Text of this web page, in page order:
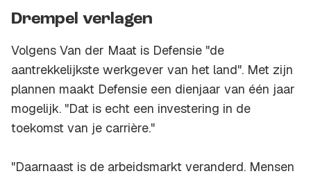
Drempel verlagen
Volgens Van der Maat is Defensie "de
aantrekkelijkste werkgever van het land". Met zijn
plannen maakt Defensie een dienjaar van één jaar
mogelijk. "Dat is echt een investering in de
toekomst van je carrière."
"Daarnaast is de arbeidsmarkt veranderd. Mensen